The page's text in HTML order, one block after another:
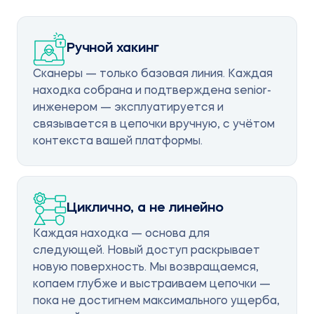
Ручной хакинг
Сканеры — только базовая линия. Каждая
находка собрана и подтверждена senior-
инженером — эксплуатируется и
связывается в цепочки вручную, с учётом
контекста вашей платформы.
Циклично, а не линейно
Каждая находка — основа для
следующей. Новый доступ раскрывает
новую поверхность. Мы возвращаемся,
копаем глубже и выстраиваем цепочки —
пока не достигнем максимального ущерба,